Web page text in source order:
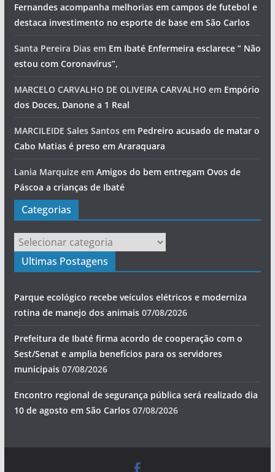
Fernandes acompanha melhorias em campos de futebol e
destaca investimento no esporte de base em São Carlos
Santa Pereira Diasem Em Ibaté Enfermeira esclarece ” Não
estou com Coronavírus”,
MARCELO CARVALHO DE OLIVEIRA CARVALHOem Empório
dos Doces, Danone a 1 Real
MARCILEIDE Sales Santosem Pedreiro acusado de matar o
Cabo Matias é preso em Araraquara
Lania Marquizeem Amigos do bem entregam Ovos de
Páscoa a crianças de Ibaté
Categorias
Categorias
Ultimas Postagens
Parque ecológico recebe veículos elétricos e moderniza
rotina de manejo dos animais 07/08/2026
Prefeitura de Ibaté firma acordo de cooperação com o
Sest/Senat e amplia benefícios para os servidores
municipais 07/08/2026
Encontro regional de segurança pública será realizado dia
10 de agosto em São Carlos 07/08/2026